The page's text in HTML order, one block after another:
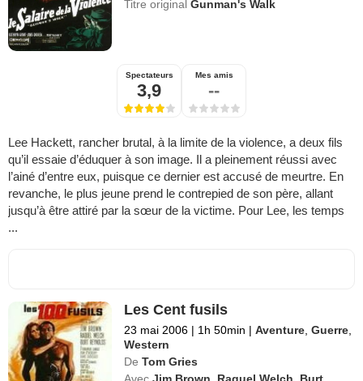
Titre originalGunman's Walk
Spectateurs
3,9
Mes amis
--
Lee Hackett, rancher brutal, à la limite de la violence, a deux fils
qu’il essaie d’éduquer à son image. Il a pleinement réussi avec
l’ainé d’entre eux, puisque ce dernier est accusé de meurtre. En
revanche, le plus jeune prend le contrepied de son père, allant
jusqu’à être attiré par la sœur de la victime. Pour Lee, les temps
...
Les Cent fusils
23 mai 2006 | 1h 50min | Aventure ,Guerre
Western
De Tom Gries
Avec Jim Brown Raquel Welch
Burt